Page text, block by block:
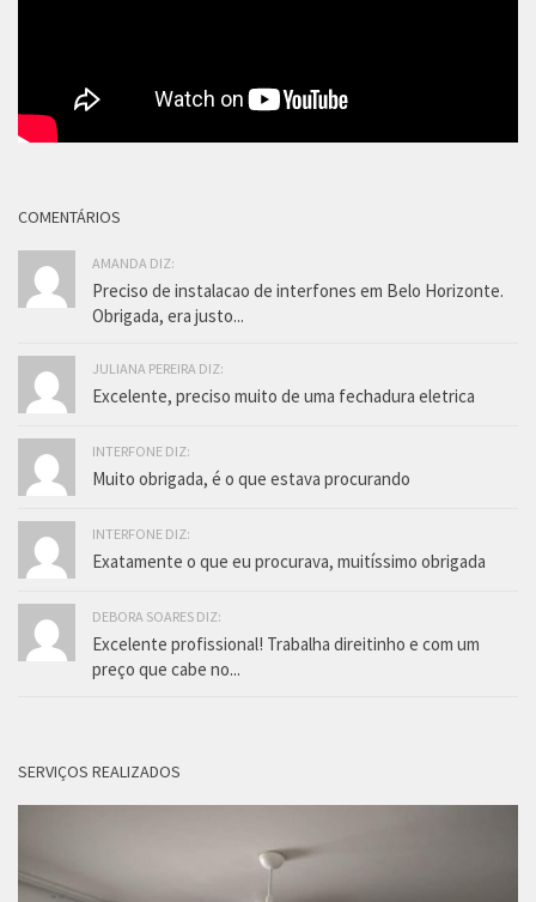
COMENTÁRIOS
AMANDA DIZ:
Preciso de instalacao de interfones em Belo Horizonte.
Obrigada, era justo...
JULIANA PEREIRA DIZ:
Excelente, preciso muito de uma fechadura eletrica
INTERFONE DIZ:
Muito obrigada, é o que estava procurando
INTERFONE DIZ:
Exatamente o que eu procurava, muitíssimo obrigada
DEBORA SOARES DIZ:
Excelente profissional! Trabalha direitinho e com um
preço que cabe no...
SERVIÇOS REALIZADOS